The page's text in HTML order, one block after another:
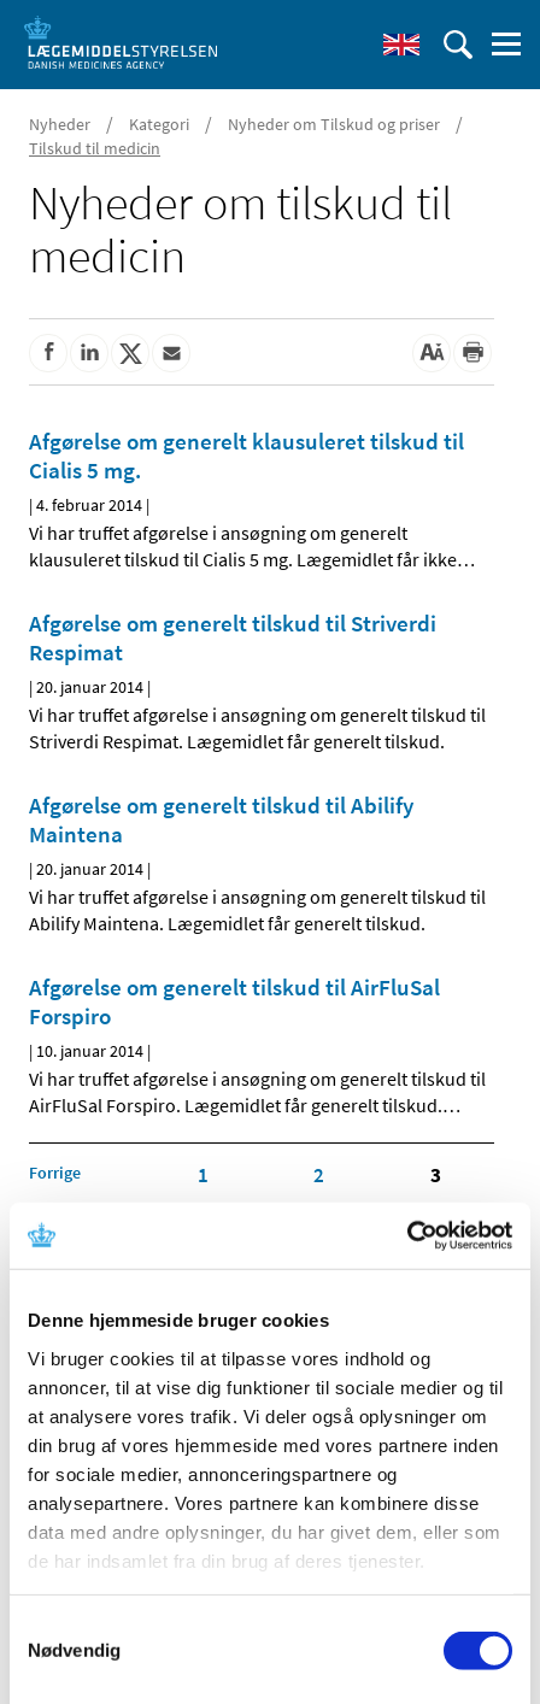
Denne hjemmeside bruger cookies
Vi bruger cookies til at tilpasse vores indhold og
annoncer, til at vise dig funktioner til sociale medier og til
at analysere vores trafik. Vi deler også oplysninger om
din brug af vores hjemmeside med vores partnere inden
for sociale medier, annonceringspartnere og
analysepartnere. Vores partnere kan kombinere disse
data med andre oplysninger, du har givet dem, eller som
de har indsamlet fra din brug af deres tjenester.
Nødvendig
Nyheder / Kategori / Nyheder om Tilskud og priser /
Tilskud til medicin
Nyheder om tilskud til
medicin
Afgørelse om generelt klausuleret tilskud til
Cialis 5 mg.
|4. februar 2014 |
Vi har truffet afgørelse i ansøgning om generelt
klausuleret tilskud til Cialis 5 mg. Lægemidlet får ikke…
Afgørelse om generelt tilskud til Striverdi
Respimat
|20. januar 2014 |
Vi har truffet afgørelse i ansøgning om generelt tilskud til
Striverdi Respimat. Lægemidlet får generelt tilskud.
Afgørelse om generelt tilskud til Abilify
Maintena
|20. januar 2014 |
Vi har truffet afgørelse i ansøgning om generelt tilskud til
Abilify Maintena. Lægemidlet får generelt tilskud.
Afgørelse om generelt tilskud til AirFluSal
Forspiro
| 10. januar 2014 |
Vi har truffet afgørelse i ansøgning om generelt tilskud til
AirFluSal Forspiro. Lægemidlet får generelt tilskud.…
Forrige 1 2 3
2026 (22)
2025 (13)
2024 (15)
2023 (18)
2022 (10)
2021 (32)
2020 (13)
2019 (41)
2017 (36)